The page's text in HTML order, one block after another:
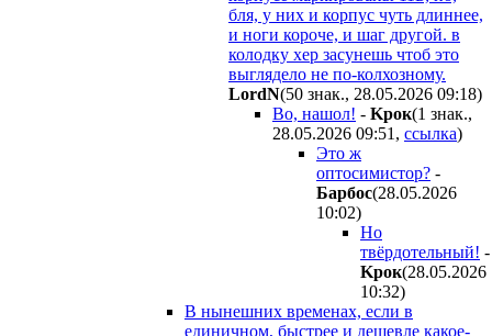
бля, у них и корпус чуть длиннее,
и ноги короче, и шаг другой. в
колодку хер засунешь чтоб это
выглядело не по-колхозному.
LordN(50 знак., 28.05.2026 09:18)
Во, нашол! - Kpoк(1 знак.,
28.05.2026 09:51 , ссылка)
Это ж
оптосимистор? -
Бapбoc(28.05.2026
10:02)
Но
твёрдотельный! -
Kpoк(28.05.2026
10:32)
В нынешних временах, если в
единичном, быстрее и дешевле какое-